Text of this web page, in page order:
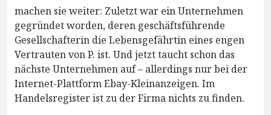
machen sie weiter: Zuletzt war ein Unternehmen
gegründet worden, deren geschäftsführende
Gesellschafterin die Lebensgefährtin eines engen
Vertrauten von P. ist. Und jetzt taucht schon das
nächste Unternehmen auf – allerdings nur bei der
Internet-Plattform Ebay-Kleinanzeigen. Im
Handelsregister ist zu der Firma nichts zu finden.